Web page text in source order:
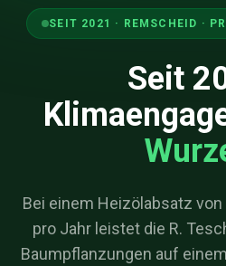
SEIT 2021 · REMSCHEID ·
Seit
Bei einem Heizölabsatz
pro Jahr leistet die R.
Baumpflanzungen auf